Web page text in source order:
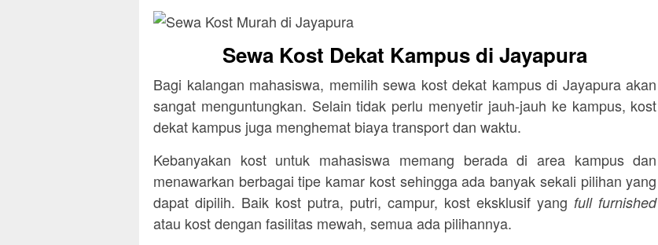
Sewa Kost Dekat Kampus di Jayapura
Bagi kalangan mahasiswa, memilih sewa kost dekat kampus di Jayapura akan
sangat menguntungkan. Selain tidak perlu menyetir jauh-jauh ke kampus, kost
dekat kampus juga menghemat biaya transport dan waktu.
Kebanyakan kost untuk mahasiswa memang berada di area kampus dan
menawarkan berbagai tipe kamar kost sehingga ada banyak sekali pilihan yang
dapat dipilih. Baik kost putra, putri, campur, kost eksklusif yang full furnished
atau kost dengan fasilitas mewah, semua ada pilihannya.